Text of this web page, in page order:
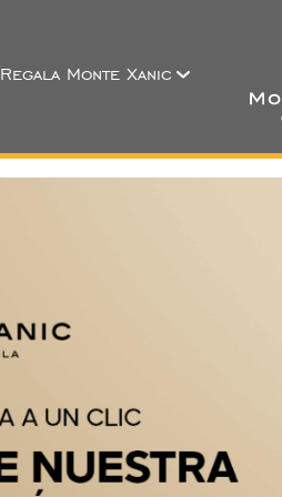
Regala Monte Xanic